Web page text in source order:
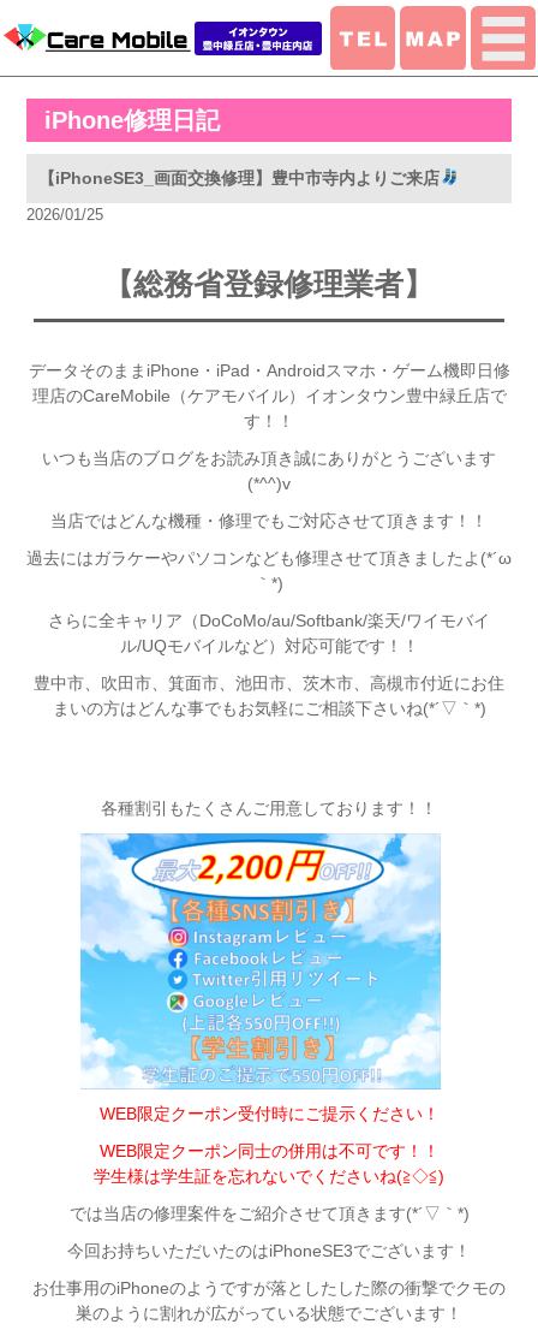
iPhone修理日記
【iPhoneSE3_画面交換修理】豊中市寺内よりご来店
2026/01/25
【総務省登録修理業者】
データそのままiPhone・iPad・Androidスマホ・ゲーム機即日修
理店のCareMobile（ケアモバイル）イオンタウン豊中緑丘店で
す！！
いつも当店のブログをお読み頂き誠にありがとうございます
(*^^)v
当店ではどんな機種・修理でもご対応させて頂きます！！
過去にはガラケーやパソコンなども修理させて頂きましたよ(*´ω
｀*)
さらに全キャリア（DoCoMo/au/Softbank/楽天/ワイモバイ
ル/UQモバイルなど）対応可能です！！
豊中市、吹田市、箕面市、池田市、茨木市、高槻市付近にお住
まいの方はどんな事でもお気軽にご相談下さいね(*´▽｀*)
各種割引もたくさんご用意しております！！
WEB限定クーポン受付時にご提示ください！
WEB限定クーポン同士の併用は不可です！！
学生様は学生証を忘れないでくださいね(≧◇≦)
では当店の修理案件をご紹介させて頂きます(*´▽｀*)
今回お持ちいただいたのはiPhoneSE3でございます！
お仕事用のiPhoneのようですが落としたした際の衝撃でクモの
巣のように割れが広がっている状態でございます！